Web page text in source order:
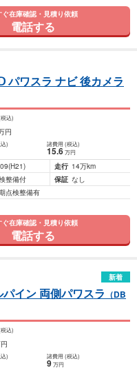
ぐ在庫確認・見積り依頼
電話する
パワスラ ナビ 後カメラ
込)
円
) 諸費用 (税込)
15.6 万円
(H21) 走行 14万km
整備付 保証 なし
点検整備有
ぐ在庫確認・見積り依頼
電話する
新着
イン 両側パワスラ （DB
込)
) 諸費用 (税込)
9 万円